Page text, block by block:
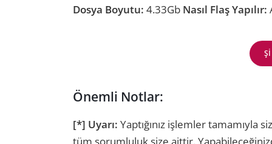
Dosya Boyutu: 4.33Gb Nasıl Flaş Yapılır:
Önemli Notlar:
[*] Uyarı: Yaptığınız işlemler tamamıyla